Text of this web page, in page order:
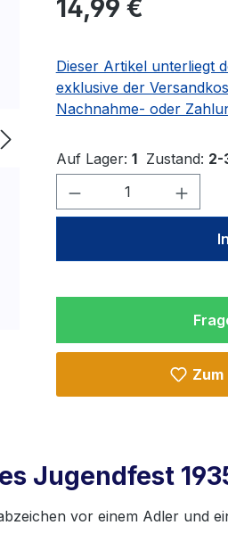
14,99 €
Dieser Artikel unterliegt
exklusive der
Nachnahme- oder
Auf Lager: 1 Zustand: 2-
Produkt
Jugendfest
vor einem Adler und